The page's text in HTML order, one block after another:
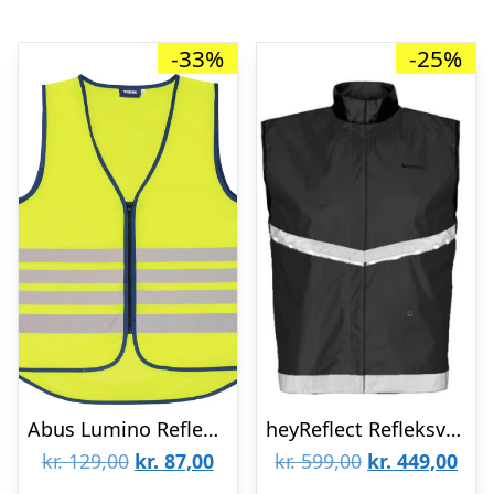
-33%
Abus Lumino Refleksvest – Gul
kr.129,00 Den
kr. 87,00Den
-25%
heyReflect Refleksvest med led lys – Sort – Str. L
kr.599,00 Den
kr. 449,00Den